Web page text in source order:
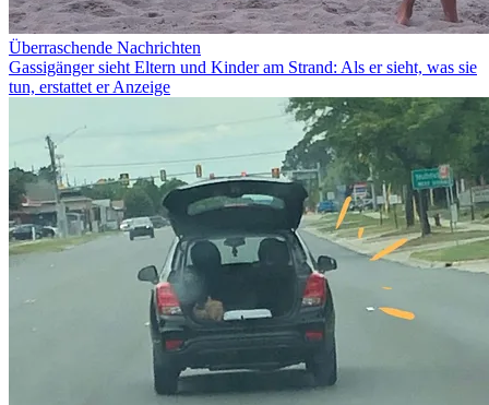
Überraschende Nachrichten
Gassigänger sieht Eltern und Kinder am Strand: Als er sieht, was sie
tun, erstattet er Anzeige